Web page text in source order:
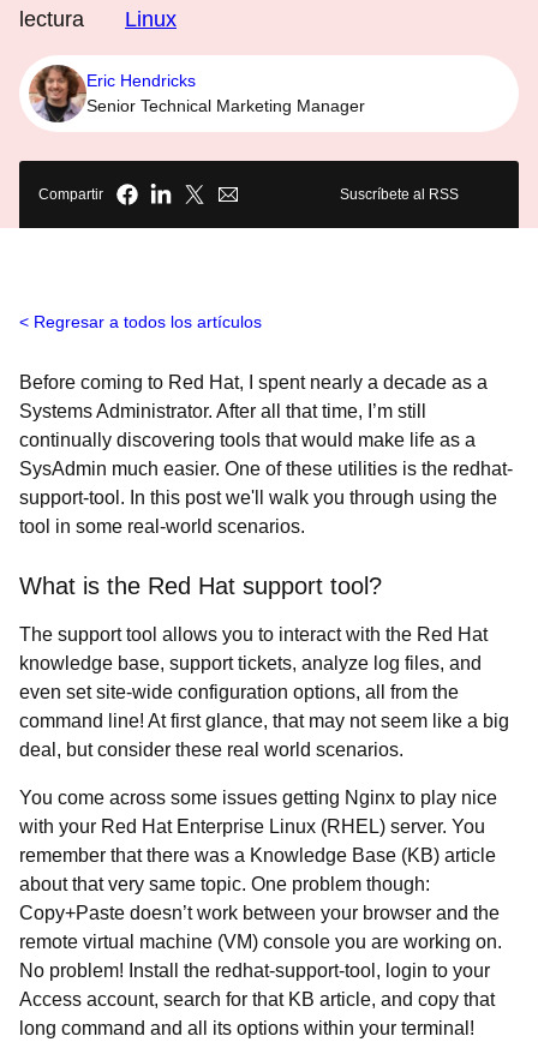
lectura
Linux
Eric Hendricks
Senior Technical Marketing Manager
Compartir Suscríbete al RSS
Regresar a todos los artículos
Before coming to Red Hat, I spent nearly a decade as a
Systems Administrator. After all that time, I’m still
continually discovering tools that would make life as a
SysAdmin much easier. One of these utilities is the redhat-
support-tool. In this post we'll walk you through using the
tool in some real-world scenarios.
What is the Red Hat support tool?
The support tool allows you to interact with the Red Hat
knowledge base, support tickets, analyze log files, and
even set site-wide configuration options, all from the
command line! At first glance, that may not seem like a big
deal, but consider these real world scenarios.
You come across some issues getting Nginx to play nice
with your Red Hat Enterprise Linux (RHEL) server. You
remember that there was a Knowledge Base (KB) article
about that very same topic. One problem though:
Copy+Paste doesn’t work between your browser and the
remote virtual machine (VM) console you are working on.
No problem! Install the redhat-support-tool, login to your
Access account, search for that KB article, and copy that
long command and all its options within your terminal!